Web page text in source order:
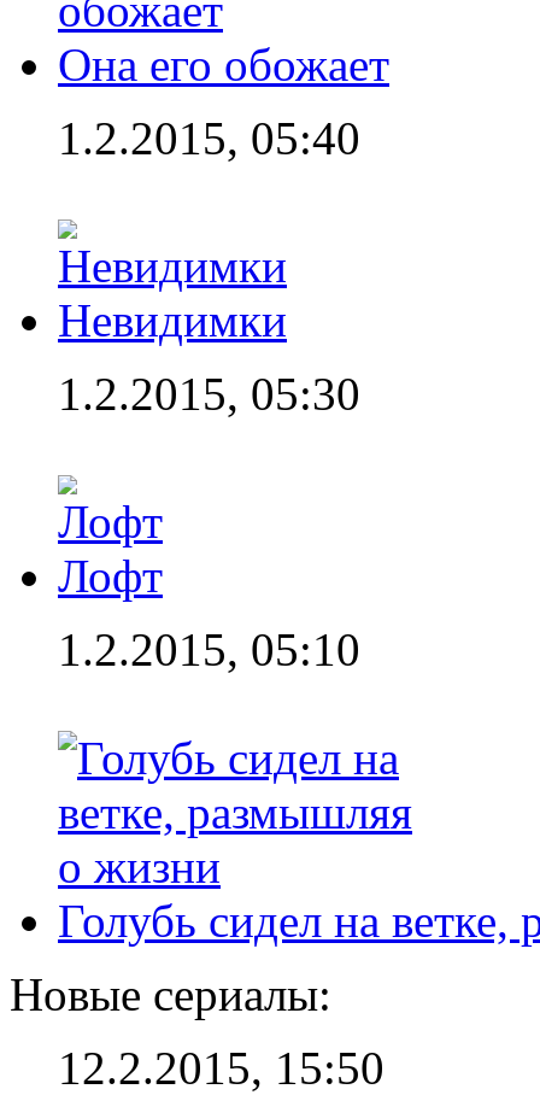
Она его обожает
1.2.2015, 05:40
Невидимки
1.2.2015, 05:30
Лофт
1.2.2015, 05:10
Голубь сидел на
Новые сериалы:
12.2.2015, 15:50